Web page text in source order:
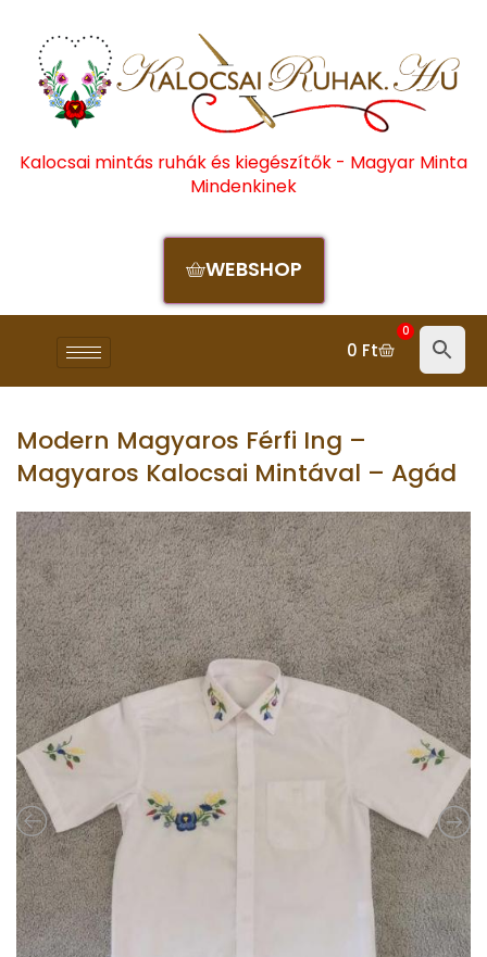
Kalocsai mintás ruhák és kiegészítők - Magyar Minta
Mindenkinek
WEBSHOP
0 Ft
0
Modern Magyaros Férfi Ing –
Magyaros Kalocsai Mintával – Agád